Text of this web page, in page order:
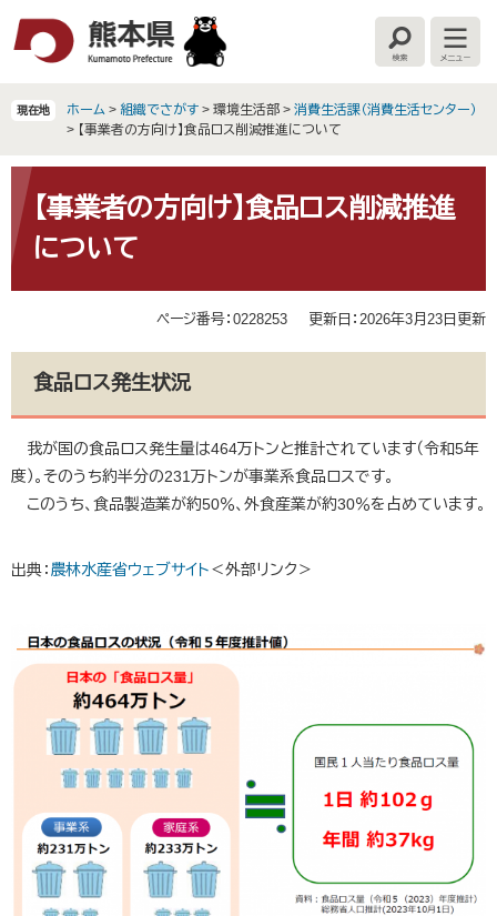
文
へ
検
索
メ
ニ
ー
現在地 ホーム > 組織でさがす > 環境生活部 > 消費生活課（消費生活センター）
> 【事業者の方向け】食品ロス削減推進について
文
【事業者の方向け】食品ロス削減推進
について
ページ番号：0228253 更新日：2026年3月23日更新
食品ロス発生状況
我が国の食品ロス発生量は464万トンと推計されています（令和5年
度）。そのうち約半分の231万トンが事業系食品ロスです。
このうち、食品製造業が約50％、外食産業が約30％を占めています。
出典：農林水産省ウェブサイト＜外部リンク＞